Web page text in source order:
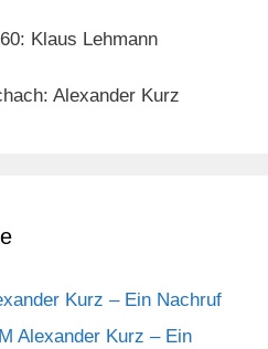
Klaus Lehmann
Alexander Kurz
Kurz – Ein Nachruf
Alexander Kurz – Ein